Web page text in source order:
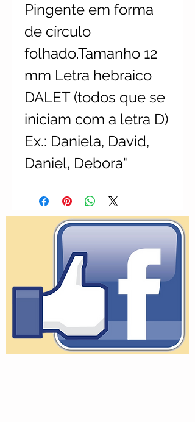
Pingente em forma
de círculo
folhado.Tamanho 12
mm Letra hebraico
DALET (todos que se
iniciam com a letra D)
Ex.: Daniela, David,
Daniel, Debora"